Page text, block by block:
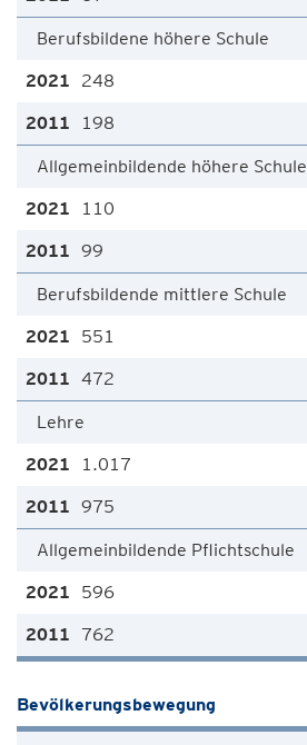
Berufsbildene höhere Schule
248
198
Allgemeinbildende höhere Schule
110
99
Berufsbildende mittlere Schule
551
472
Lehre
1.017
975
Allgemeinbildende Pflichtschule
596
762
Bevölkerungsbewegung